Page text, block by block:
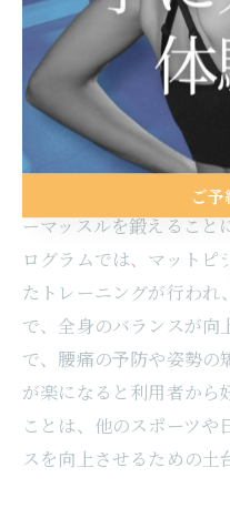
り、全体的な健康の向
ピラティスで体幹を強
ピラティスは体幹を強
ズとして知られています
強化に特化したプログ
ーマッスルを鍛えること
ログラムでは、マットピ
たトレーニングが行われ
で、全身のバランスが向
で、腰痛の予防や姿勢の
が楽になると利用者から
ことは、他のスポーツや
スを向上させるための土
ご予
ご予